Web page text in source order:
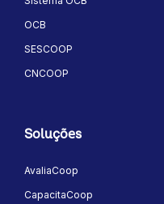
OCB
SESCOOP
CNCOOP
Soluções
AvaliaCoop
CapacitaCoop